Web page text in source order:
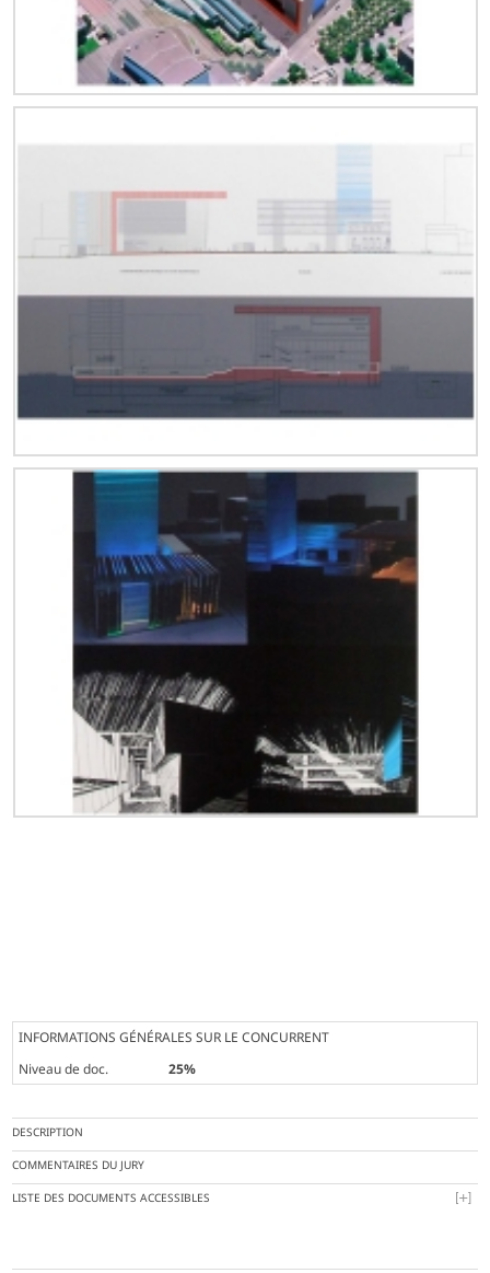
INFORMATIONS GÉNÉRALES SUR LE CONCURRENT
Niveau de doc.
25%
DESCRIPTION
COMMENTAIRES DU JURY
LISTE DES DOCUMENTS ACCESSIBLES